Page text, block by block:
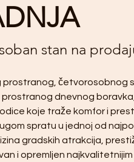
stan na
prostranog, četvorosobnog
prostranog dnevnog
koje traže komfor i
spratu u jednoj od
gradskih atrakcija,
i opremljen